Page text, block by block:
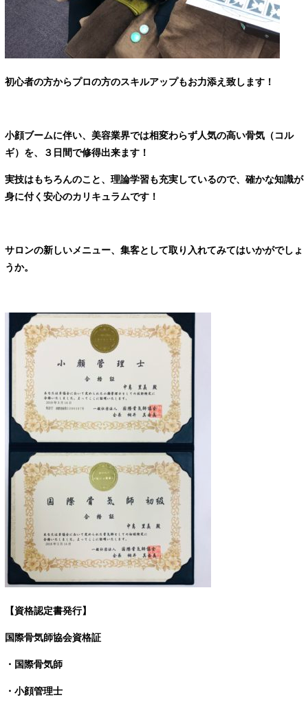
初心者の方からプロの方のスキルアップもお力添え致します！
小顔ブームに伴い、美容業界では相変わらず人気の高い骨気（コル
ギ）を、３日間で修得出来ます！
実技はもちろんのこと、理論学習も充実しているので、確かな知識が
身に付く安心のカリキュラムです！
サロンの新しいメニュー、集客として取り入れてみてはいかがでしょ
うか。
【資格認定書発行】
国際骨気師協会資格証
・国際骨気師
・小顔管理士